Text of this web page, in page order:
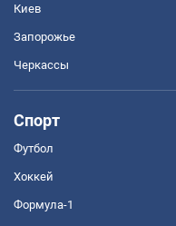
Киев
Запорожье
Черкассы
Спорт
Футбол
Хоккей
Формула-1